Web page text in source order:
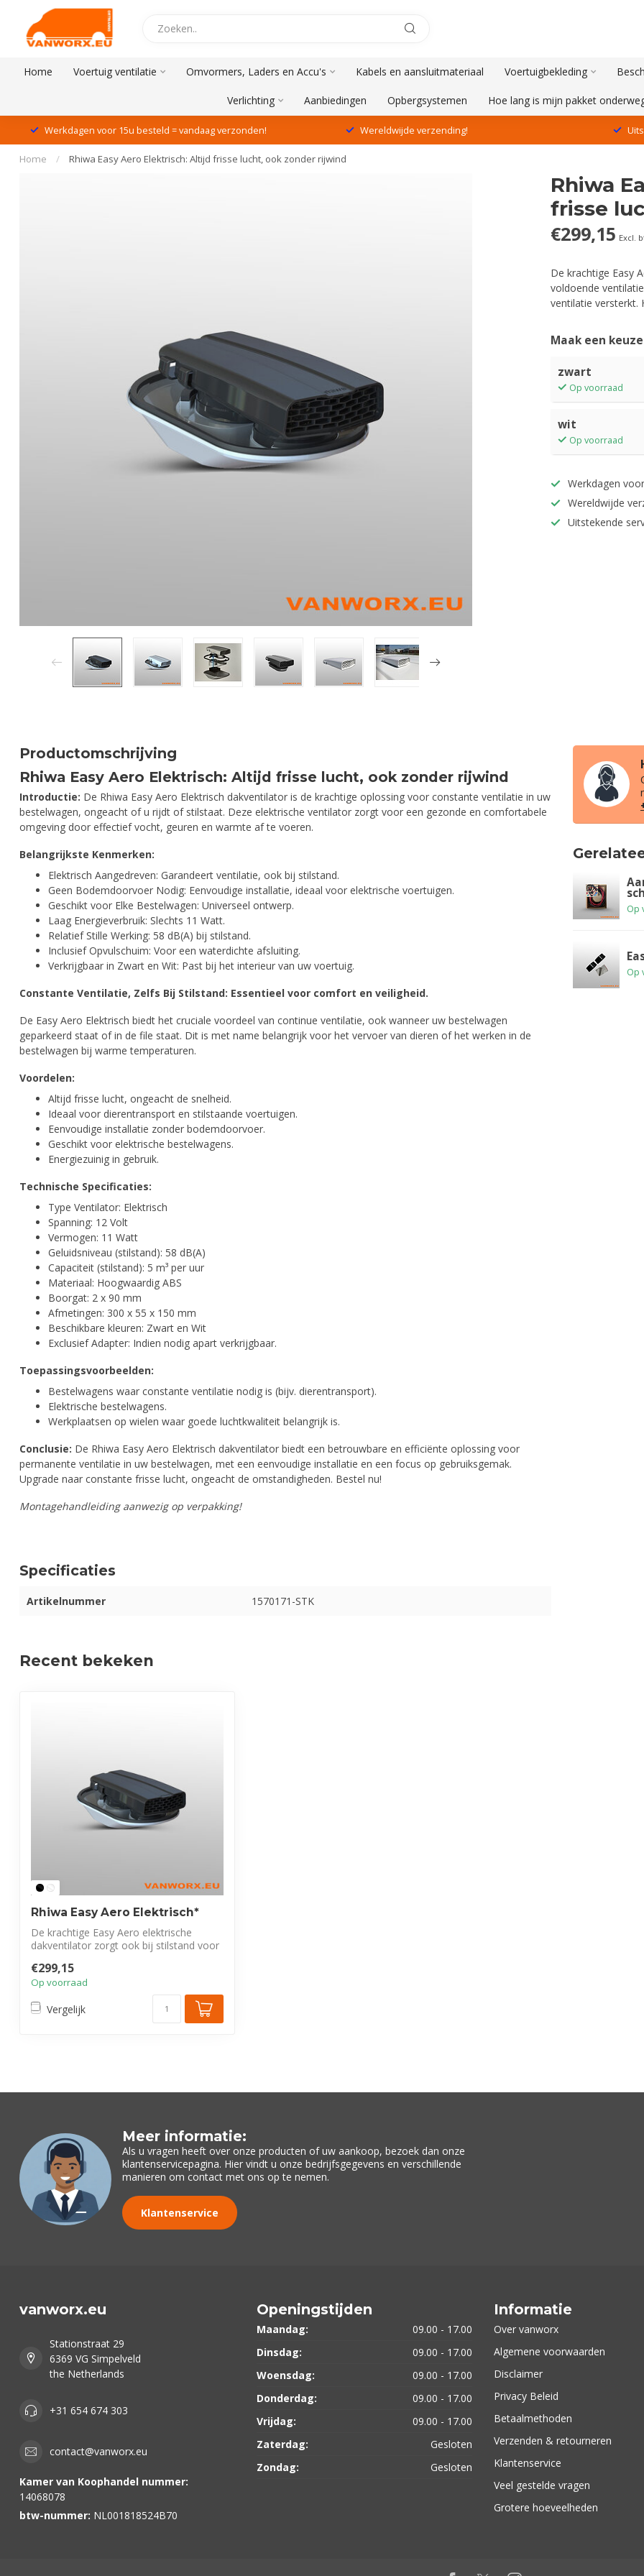
Home Voertuig ventilatie Omvormers, Laders en Accu's Kabels en aansluitmateriaal Voertuigbekleding
Verlichting Aanbiedingen Opbergsystemen Hoe lang is mijn pakket
Werkdagen voor 15u besteld = vandaag verzonden! Wereldwijde verzending!
Home / Rhiwa Easy Aero Elektrisch: Altijd frisse lucht, ook zonder rijwind
Rhiwa
frisse
€299,15 Excl.
De krachtige Easy
voldoende
ventilatie versterkt.
Maak een keuze
zwart
Op voorraad
wit
Op voorraad
Werkdagen
Wereldwijde
Uitstekende
Productomschrijving
Rhiwa Easy Aero Elektrisch: Altijd frisse lucht, ook zonder rijwind
Introductie: De Rhiwa Easy Aero Elektrisch dakventilator is de krachtige oplossing voor constante ventilatie in uw
bestelwagen, ongeacht of u rijdt of stilstaat. Deze elektrische ventilator zorgt voor een gezonde en comfortabele
omgeving door effectief vocht, geuren en warmte af te voeren.
Belangrijkste Kenmerken:
Elektrisch Aangedreven: Garandeert ventilatie, ook bij stilstand.
Geen Bodemdoorvoer Nodig: Eenvoudige installatie, ideaal voor elektrische voertuigen.
Geschikt voor Elke Bestelwagen: Universeel ontwerp.
Laag Energieverbruik: Slechts 11 Watt.
Relatief Stille Werking: 58 dB(A) bij stilstand.
Inclusief Opvulschuim: Voor een waterdichte afsluiting.
Verkrijgbaar in Zwart en Wit: Past bij het interieur van uw voertuig.
Constante Ventilatie, Zelfs Bij Stilstand: Essentieel voor comfort en veiligheid.
De Easy Aero Elektrisch biedt het cruciale voordeel van continue ventilatie, ook wanneer uw bestelwagen
geparkeerd staat of in de file staat. Dit is met name belangrijk voor het vervoer van dieren of het werken in de
bestelwagen bij warme temperaturen.
Voordelen:
Altijd frisse lucht, ongeacht de snelheid.
Ideaal voor dierentransport en stilstaande voertuigen.
Eenvoudige installatie zonder bodemdoorvoer.
Geschikt voor elektrische bestelwagens.
Energiezuinig in gebruik.
Technische Specificaties:
Type Ventilator: Elektrisch
Spanning: 12 Volt
Vermogen: 11 Watt
Geluidsniveau (stilstand): 58 dB(A)
Capaciteit (stilstand): 5 m³ per uur
Materiaal: Hoogwaardig ABS
Boorgat: 2 x 90 mm
Afmetingen: 300 x 55 x 150 mm
Beschikbare kleuren: Zwart en Wit
Exclusief Adapter: Indien nodig apart verkrijgbaar.
Toepassingsvoorbeelden:
Bestelwagens waar constante ventilatie nodig is (bijv. dierentransport).
Elektrische bestelwagens.
Werkplaatsen op wielen waar goede luchtkwaliteit belangrijk is.
Conclusie: De Rhiwa Easy Aero Elektrisch dakventilator biedt een betrouwbare en efficiënte oplossing voor
permanente ventilatie in uw bestelwagen, met een eenvoudige installatie en een focus op gebruiksgemak.
Upgrade naar constante frisse lucht, ongeacht de omstandigheden. Bestel nu!
Montagehandleiding aanwezig op verpakking!
Specificaties
Artikelnummer 1570171-STK
Op
Op
Recent bekeken
Rhiwa Easy Aero Elektrisch*
De krachtige Easy Aero elektrische
dakventilator zorgt ook bij stilstand voor
€299,15
Op voorraad
Vergelijk
Meer informatie:
Als u vragen heeft over onze producten of uw aankoop, bezoek dan onze
klantenservicepagina. Hier vindt u onze bedrijfsgegevens en verschillende
manieren om contact met ons op te nemen.
Klantenservice
vanworx.eu
Stationstraat 29
6369 VG Simpelveld
the Netherlands
+31 654 674 303
contact@vanworx.eu
Kamer van Koophandel nummer:
14068078
btw-nummer: NL001818524B70
Openingstijden
Maandag:
09.00 - 17.00
Dinsdag:
09.00 - 17.00
Woensdag:
09.00 - 17.00
Donderdag:
09.00 - 17.00
Vrijdag:
09.00 - 17.00
Zaterdag:
Gesloten
Zondag:
Gesloten
Informatie
Over vanworx
Algemene voorwaarden
Disclaimer
Privacy Beleid
Betaalmethoden
Verzenden & retourneren
Klantenservice
Veel gestelde vragen
Grotere hoeveelheden